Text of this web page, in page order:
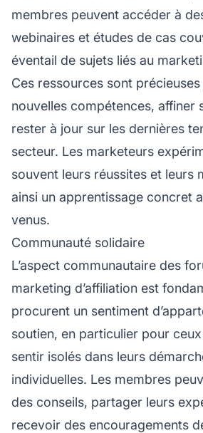
membres peuvent accéder à
webinaires et études de cas
éventail de sujets liés au
Ces ressources sont
nouvelles compétences, affiner
rester à jour sur les dernières
secteur. Les marketeurs
souvent leurs réussites et leurs
ainsi un apprentissage concret
venus.
Communauté solidaire
L’aspect communautaire des
marketing d’affiliation est
procurent un sentiment
soutien, en particulier pour
sentir isolés dans leurs
individuelles. Les membres
des conseils, partager leurs
recevoir des encouragements